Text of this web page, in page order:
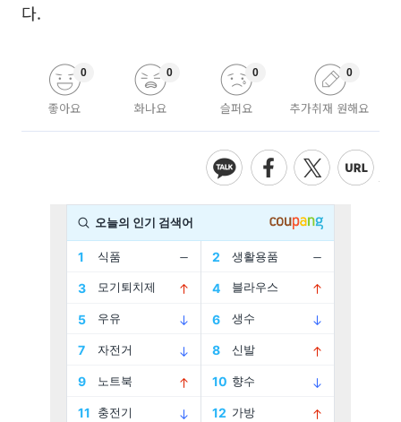
다.
좋아요
0
화나요
0
슬퍼요
0
추가취재 원해요
0